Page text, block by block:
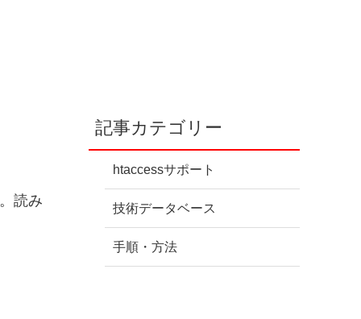
読み
記事カテゴリー
htaccessサポート
技術データベース
手順・方法